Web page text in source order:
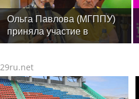
специалистов индустрии
здоровья
Ольга Павлова (МГППУ)
приняла участие в
научном семинаре отдела
Музее антропологии и
этнологии РАН
29ru.net